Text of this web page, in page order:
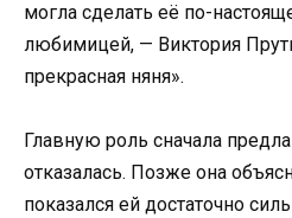
могла сделать её по-
любимицей, — Виктория
прекрасная няня».
Главную роль сначала
отказалась. Позже она
показался ей достаточно